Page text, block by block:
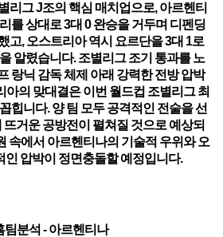
리그 J조의 핵심 매치업으로, 아르헨티
를 상대로 3대 0 완승을 거두며 디펜딩
고, 오스트리아 역시 요르단을 3대 1로
알렸습니다. 조별리그 조기 통과를 노
랑닉 감독 체제 아래 강력한 전방 압박
아의 맞대결은 이번 월드컵 조별리그 최
힙니다. 양 팀 모두 공격적인 전술을 선
뜨거운 공방전이 펼쳐질 것으로 예상되
속에서 아르헨티나의 기술적 우위와 오
인 압박이 정면충돌할 예정입니다.
팀분석 - 아르헨티나